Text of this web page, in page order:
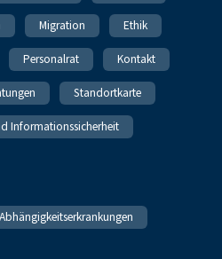
Migration Ethik
Personalrat Kontakt
Standortkarte
Informationssicherheit
Abhängigkeitserkrankungen